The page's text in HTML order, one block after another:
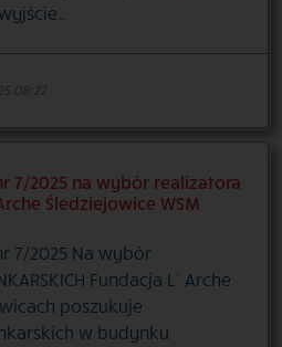
08:27
7/2025 na wybór realizatora
Śledziejowice WSM
7/2025 Na wybór
Fundacja L’ Arche
poszukuje
w budynku